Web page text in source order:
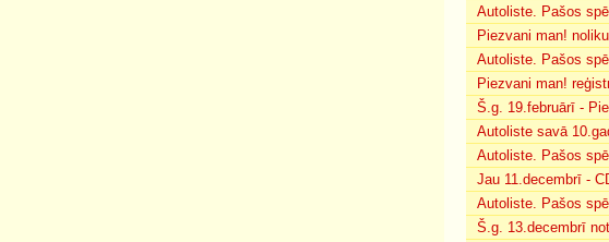
Autoliste. Pašos
Piezvani man!
Autoliste. Pašos
Piezvani man!
Š.g. 19.februārī -
Autoliste savā
Autoliste. Pašos
Jau 11.decembrī -
Autoliste. Pašos
Š.g. 13.decembrī